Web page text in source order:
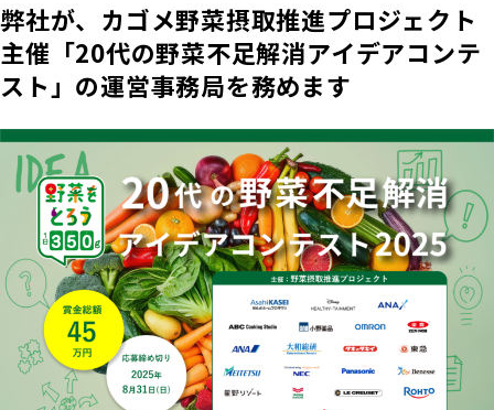
弊社が、カゴメ野菜摂取推進プロジェクト
主催「20代の野菜不足解消アイデアコンテ
スト」の運営事務局を務めます